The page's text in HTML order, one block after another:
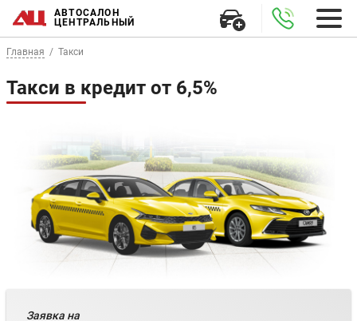
АВТОСАЛОН
ЦЕНТРАЛЬНЫЙ
Главная Такси
Такси в кредит от 6,5%
Заявка на